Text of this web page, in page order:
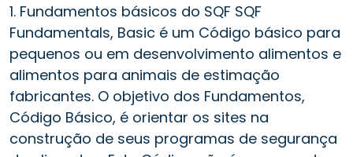
1. Fundamentos básicos do SQF SQF
Fundamentals, Basic é um Código básico para
pequenos ou em desenvolvimento alimentos e
alimentos para animais de estimação
fabricantes. O objetivo dos Fundamentos,
Código Básico, é orientar os sites na
construção de seus programas de segurança